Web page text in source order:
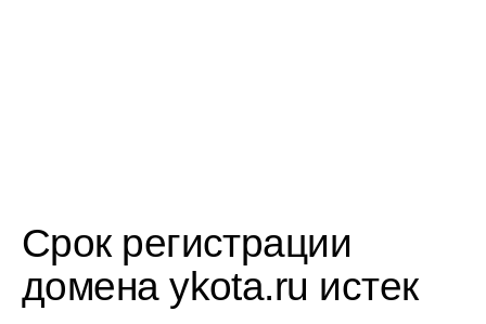
Срок регистрации
домена ykota.ru истек